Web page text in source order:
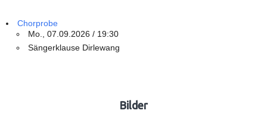
Chorprobe
Mo., 07.09.2026 / 19:30
Sängerklause Dirlewang
Bilder